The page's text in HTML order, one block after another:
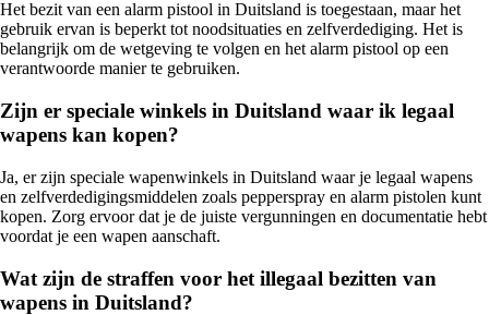
Het bezit van een alarm pistool in Duitsland is toegestaan, maar het
gebruik ervan is beperkt tot noodsituaties en zelfverdediging. Het is
belangrijk om de wetgeving te volgen en het alarm pistool op een
verantwoorde manier te gebruiken.
Zijn er speciale winkels in Duitsland waar ik legaal
wapens kan kopen?
Ja, er zijn speciale wapenwinkels in Duitsland waar je legaal wapens
en zelfverdedigingsmiddelen zoals pepperspray en alarm pistolen kunt
kopen. Zorg ervoor dat je de juiste vergunningen en documentatie hebt
voordat je een wapen aanschaft.
Wat zijn de straffen voor het illegaal bezitten van
wapens in Duitsland?